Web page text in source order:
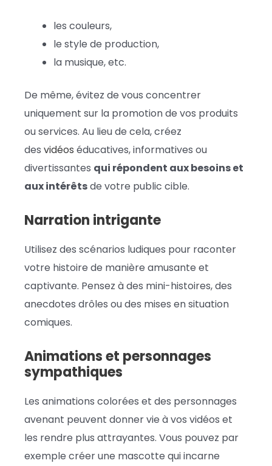
les couleurs,
le style de production,
la musique, etc.
De même, évitez de vous concentrer
uniquement sur la promotion de vos produits
ou services. Au lieu de cela, créez
des vidéos éducatives, informatives ou
divertissantes qui répondent aux besoins et
aux intérêtsde votre public cible.
Narration intrigante
Utilisez des scénarios ludiques pour raconter
votre histoire de manière amusante et
captivante. Pensez à des mini-histoires, des
anecdotes drôles ou des mises en situation
comiques.
Animations et personnages
sympathiques
Les animations colorées et des personnages
avenant peuvent donner vie à vos vidéos et
les rendre plus attrayantes. Vous pouvez par
exemple créer une mascotte qui incarne